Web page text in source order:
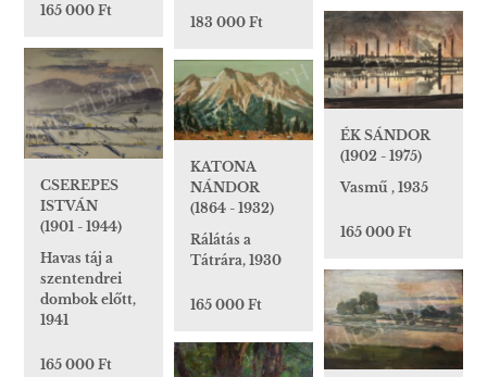
183 000 Ft
165 000 Ft
ÉK SÁNDOR
(1902 - 1975)
Vasmű , 1935
165 000 Ft
CSEREPES
ISTVÁN
(1901 - 1944)
Havas táj a
szentendrei
dombok előtt,
1941
165 000 Ft
KATONA
NÁNDOR
(1864 - 1932)
Rálátás a
Tátrára, 1930
165 000 Ft